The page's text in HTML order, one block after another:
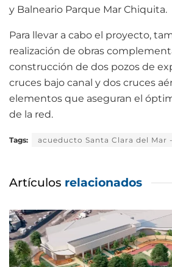
y Balneario Parque Mar Chiquita.
Para llevar a cabo el proyecto,
realización de obras
construcción de dos pozos de
cruces bajo canal y dos cruces
elementos que aseguran el
de la red.
Tags: acueducto Santa Clara del Mar
Artículos relacionados